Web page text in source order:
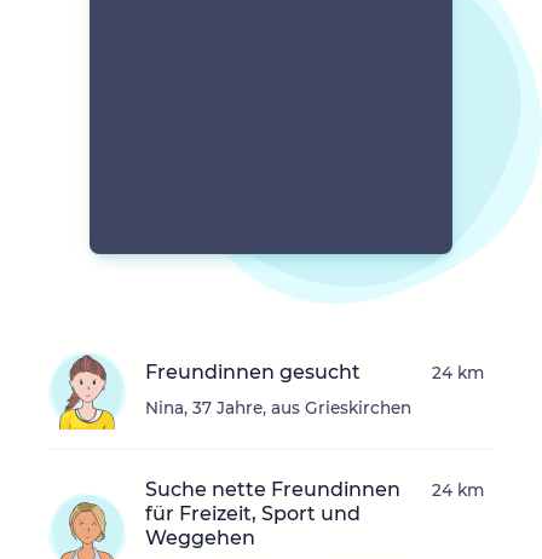
Freundinnen gesucht
Nina, 37 Jahre, aus Grieskirchen
24 km
Suche nette Freundinnen
für Freizeit, Sport und
Weggehen
24 km